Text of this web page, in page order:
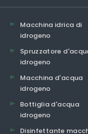
Macchina idrica di
idrogeno
Spruzzatore
idrogeno
Macchina d'acqua
idrogeno
Bottiglia d'acqua
idrogeno
Disinfettante